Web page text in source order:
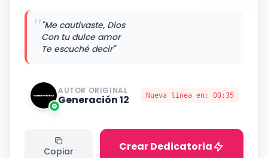
""Me cautivaste, Dios
Con tu dulce amor
Te escuché decir"
AUTOR ORIGINAL
Generación 12 Nueva línea en: 00:35
Copiar Crear Dedicatoria